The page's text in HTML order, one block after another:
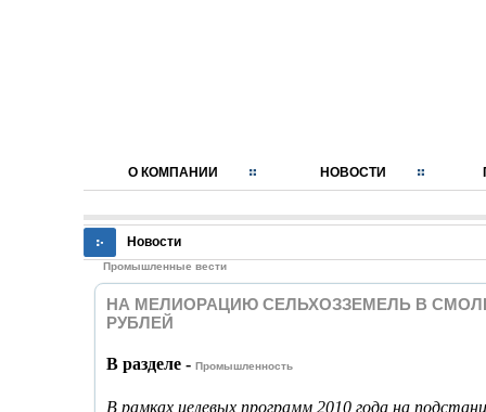
О КОМПАНИИ НОВОСТИ
Новости
Промышленные вести
НА МЕЛИОРАЦИЮ СЕЛЬХОЗЗЕМЕЛЬ В
РУБЛЕЙ
В разделе - Промышленность
В рамках целевых программ 2010 года на